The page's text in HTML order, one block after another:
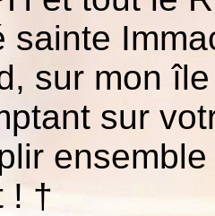
sainte
sur mon
sur
! †